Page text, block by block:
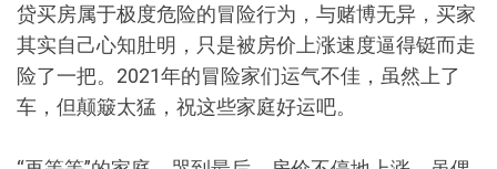
贷买房属于极度危险的冒险行为，与赌博无异，买家
其实自己心知肚明，只是被房价上涨速度逼得铤而走
险了一把。2021年的冒险家们运气不佳，虽然上了
车，但颠簸太猛，祝这些家庭好运吧。